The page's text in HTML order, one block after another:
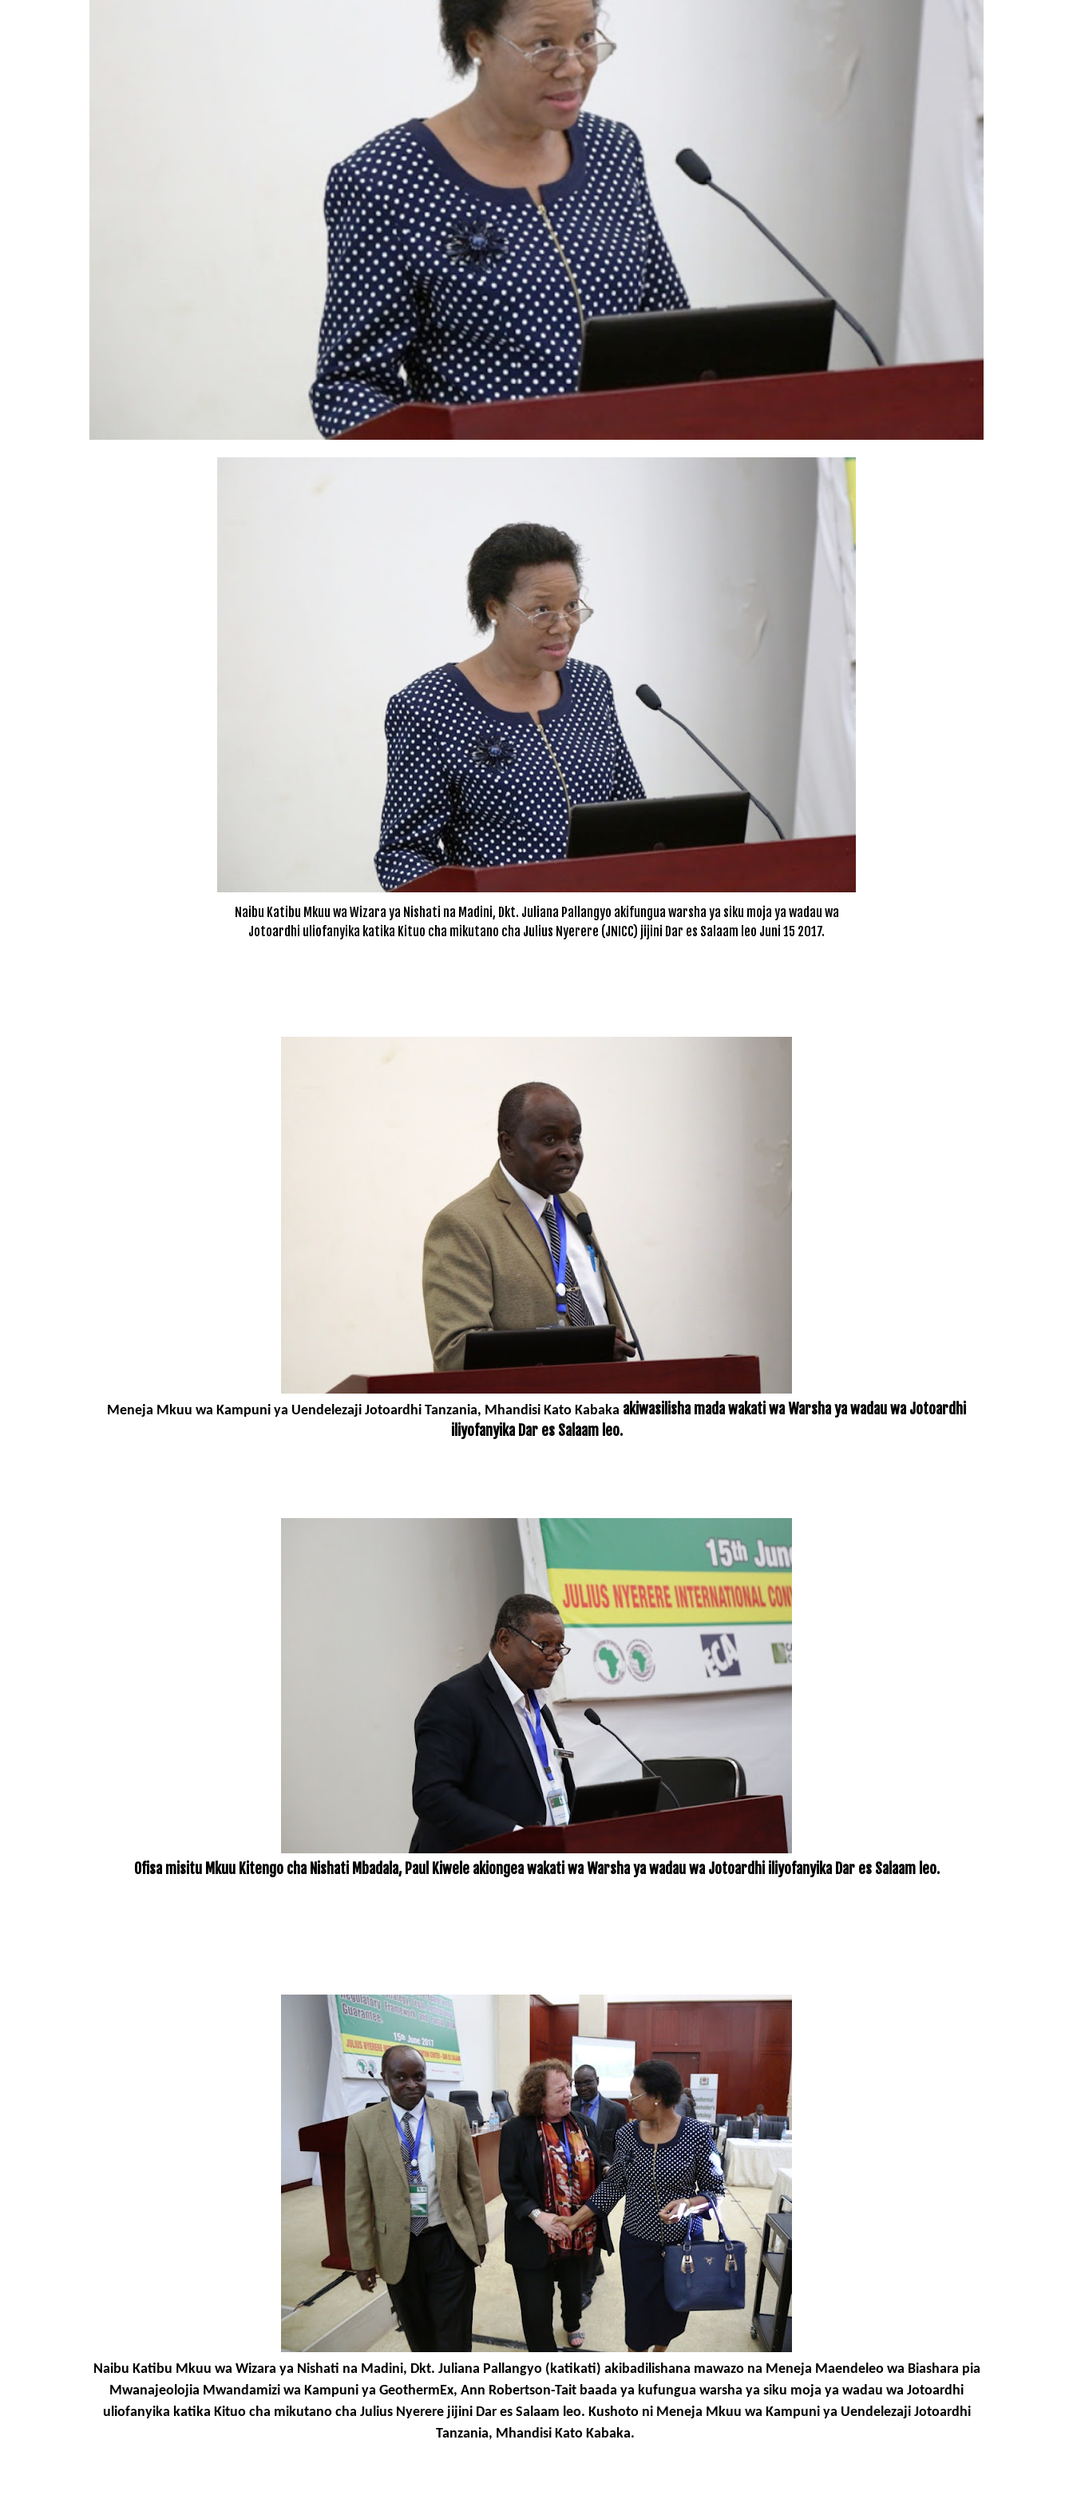
Naibu Katibu Mkuu wa Wizara ya Nishati na Madini, Dkt. Juliana Pallangyo akifungua warsha ya siku moja ya wadau wa
Jotoardhi uliofanyika katika Kituo cha mikutano cha Julius Nyerere (JNICC) jijini Dar es Salaam leo Juni 15 2017.
Meneja Mkuu wa Kampuni ya Uendelezaji Jotoardhi Tanzania, Mhandisi Kato Kabaka akiwasilisha mada wakati wa Warsha ya wadau wa Jotoardhi
iliyofanyika Dar es Salaam leo.
Ofisa misitu Mkuu Kitengo cha Nishati Mbadala, Paul Kiwele akiongea wakati wa Warsha ya wadau wa Jotoardhi iliyofanyika Dar es Salaam leo.
Naibu Katibu Mkuu wa Wizara ya Nishati na Madini, Dkt. Juliana Pallangyo (katikati) akibadilishana mawazo na Meneja Maendeleo wa Biashara pia
Mwanajeolojia Mwandamizi wa Kampuni ya GeothermEx, Ann Robertson-Tait baada ya kufungua warsha ya siku moja ya wadau wa Jotoardhi
uliofanyika katika Kituo cha mikutano cha Julius Nyerere jijini Dar es Salaam leo. Kushoto ni Meneja Mkuu wa Kampuni ya Uendelezaji Jotoardhi
Tanzania, Mhandisi Kato Kabaka.